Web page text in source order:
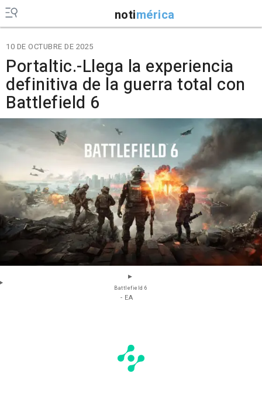
notimérica
10 DE OCTUBRE DE 2025
Portaltic.-Llega la experiencia
definitiva de la guerra total con
Battlefield 6
Battlefield 6
- EA